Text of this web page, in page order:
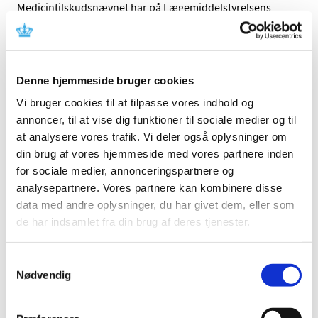
Denne hjemmeside bruger cookies
Vi bruger cookies til at tilpasse vores indhold og
annoncer, til at vise dig funktioner til sociale medier og til
at analysere vores trafik. Vi deler også oplysninger om
din brug af vores hjemmeside med vores partnere inden
for sociale medier, annonceringspartnere og
analysepartnere. Vores partnere kan kombinere disse
data med andre oplysninger, du har givet dem, eller som
de har indsamlet fra din brug af deres tjenester.
Nødvendig
Medicintilskudsnævnet har på Lægemiddelstyrelsens
foranledning revurderet tilskudsstatus for lægemidler,…
juli 2009
| 9. juni 2009|
Medicintilskudsnævnet og Lægemiddelstyrelsen har
gennemgået lægemidler til behandling af
Tilskudsstatus for lægemidler i ATC-gruppe
A06 og A02AA04, laksantia: Høringssvar på
Medicintilskudsnævnets indstilling
| 3. juni 2009|
Medicintilskudsnævnets indstilling vedrørende fremtidig